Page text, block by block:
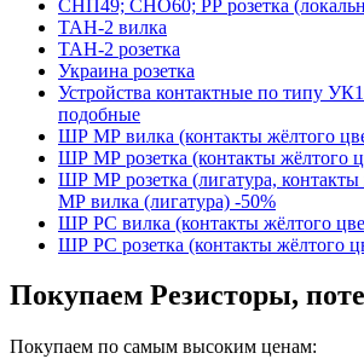
СНП49; СНО60; РР розетка
ТАН-2 вилка
ТАН-2 розетка
Украина розетка
Устройства контактные по типу
подобные
ШР МР вилка (контакты жёлтого
ШР МР розетка (контакты жёлтого
ШР МР розетка (лигатура,
МР вилка (лигатура) -50%
ШР РС вилка (контакты жёлтого
ШР РС розетка (контакты жёлтого
Покупаем Резисторы,
Покупаем по самым высоким ценам: